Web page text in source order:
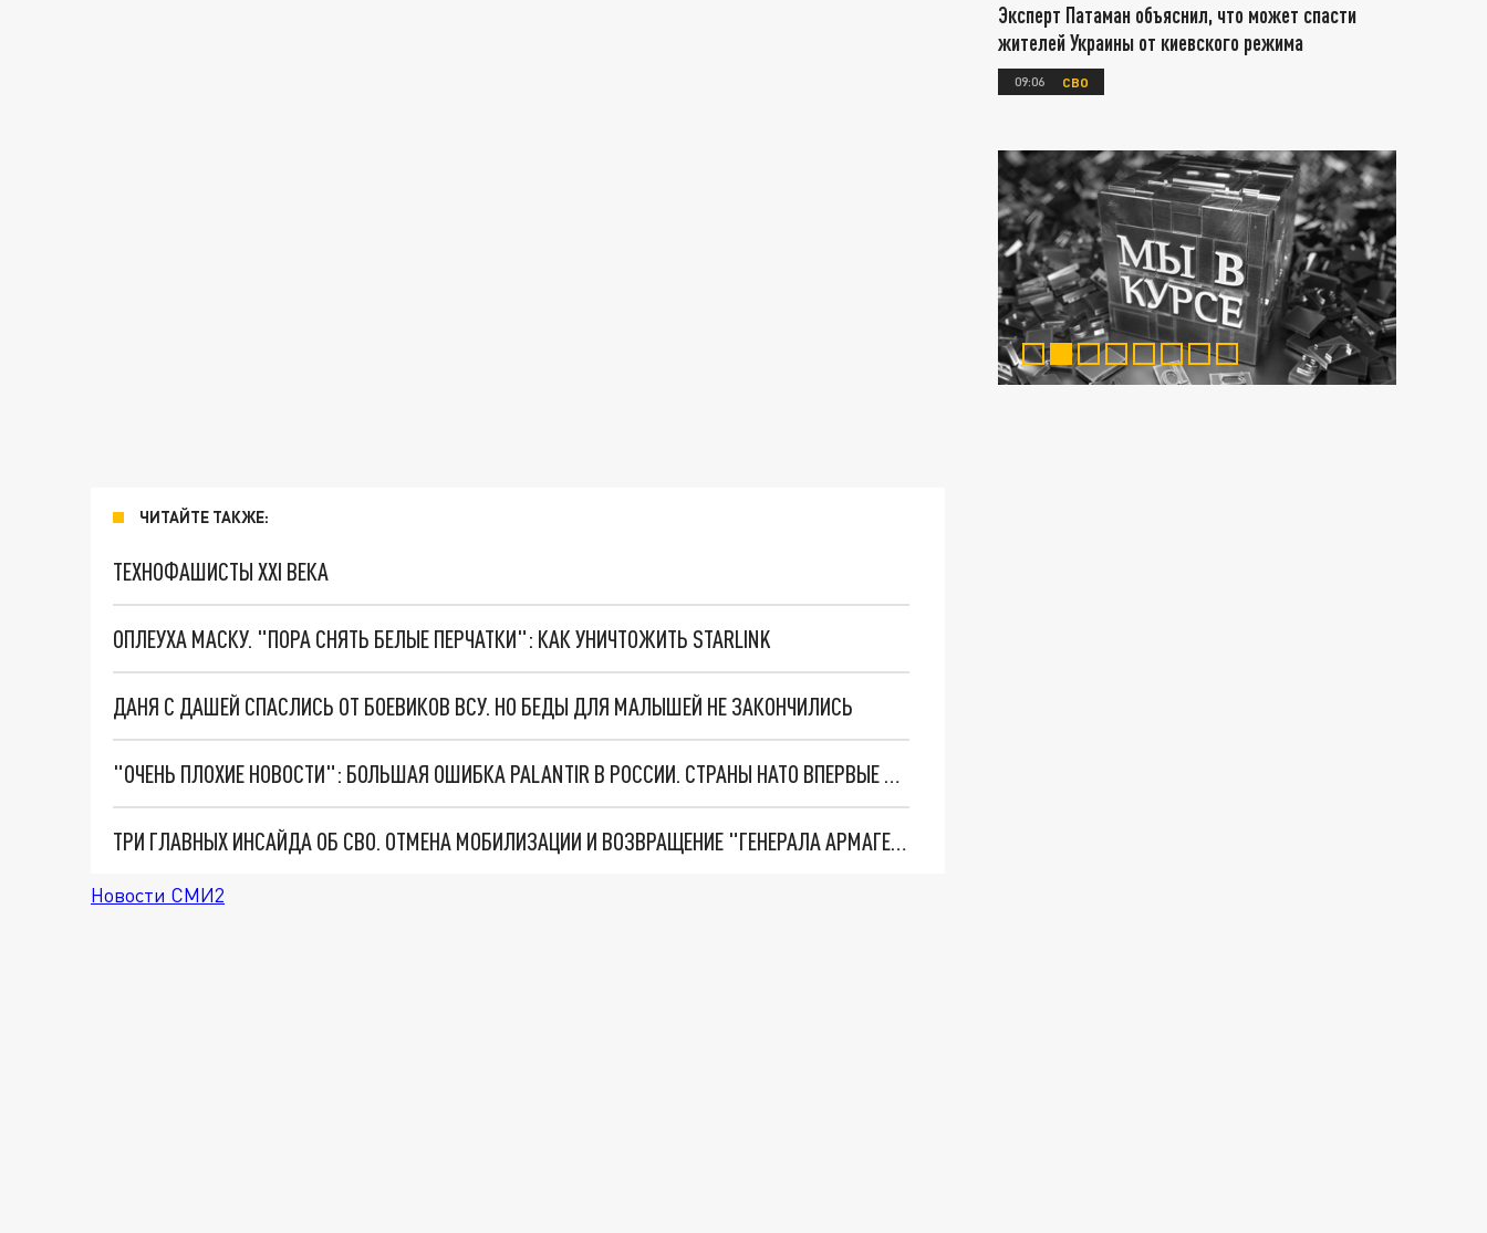
ЧИТАЙТЕ ТАКЖЕ:
ТЕХНОФАШИСТЫ XXI ВЕКА
ОПЛЕУХА МАСКУ. "ПОРА СНЯТЬ БЕЛЫЕ ПЕРЧАТКИ": КАК УНИЧТОЖИТЬ STARLINK
ДАНЯ С ДАШЕЙ СПАСЛИСЬ ОТ БОЕВИКОВ ВСУ. НО БЕДЫ ДЛЯ МАЛЫШЕЙ НЕ ЗАКОНЧИЛИСЬ
"ОЧЕНЬ ПЛОХИЕ НОВОСТИ": БОЛЬШАЯ ОШИБКА PALANTIR В РОССИИ. СТРАНЫ НАТО ВПЕРВЫЕ ЗА СВО ОСТАНОВИЛИ ПОСТАВКИ ОРУЖИЯ. ВСУ ТЕРЯЮТ ПРИГРАНИЧЬЕ?
ТРИ ГЛАВНЫХ ИНСАЙДА ОБ СВО. ОТМЕНА МОБИЛИЗАЦИИ И ВОЗВРАЩЕНИЕ "ГЕНЕРАЛА АРМАГЕДДОНА"? ОТЛИЧНЫЕ НОВОСТИ, КОТОРЫЕ ЖДАЛИ ВСЕ
Новости СМИ2
Эксперт Патаман объяснил, что может спасти
жителей Украины от киевского режима
09:06 СВО